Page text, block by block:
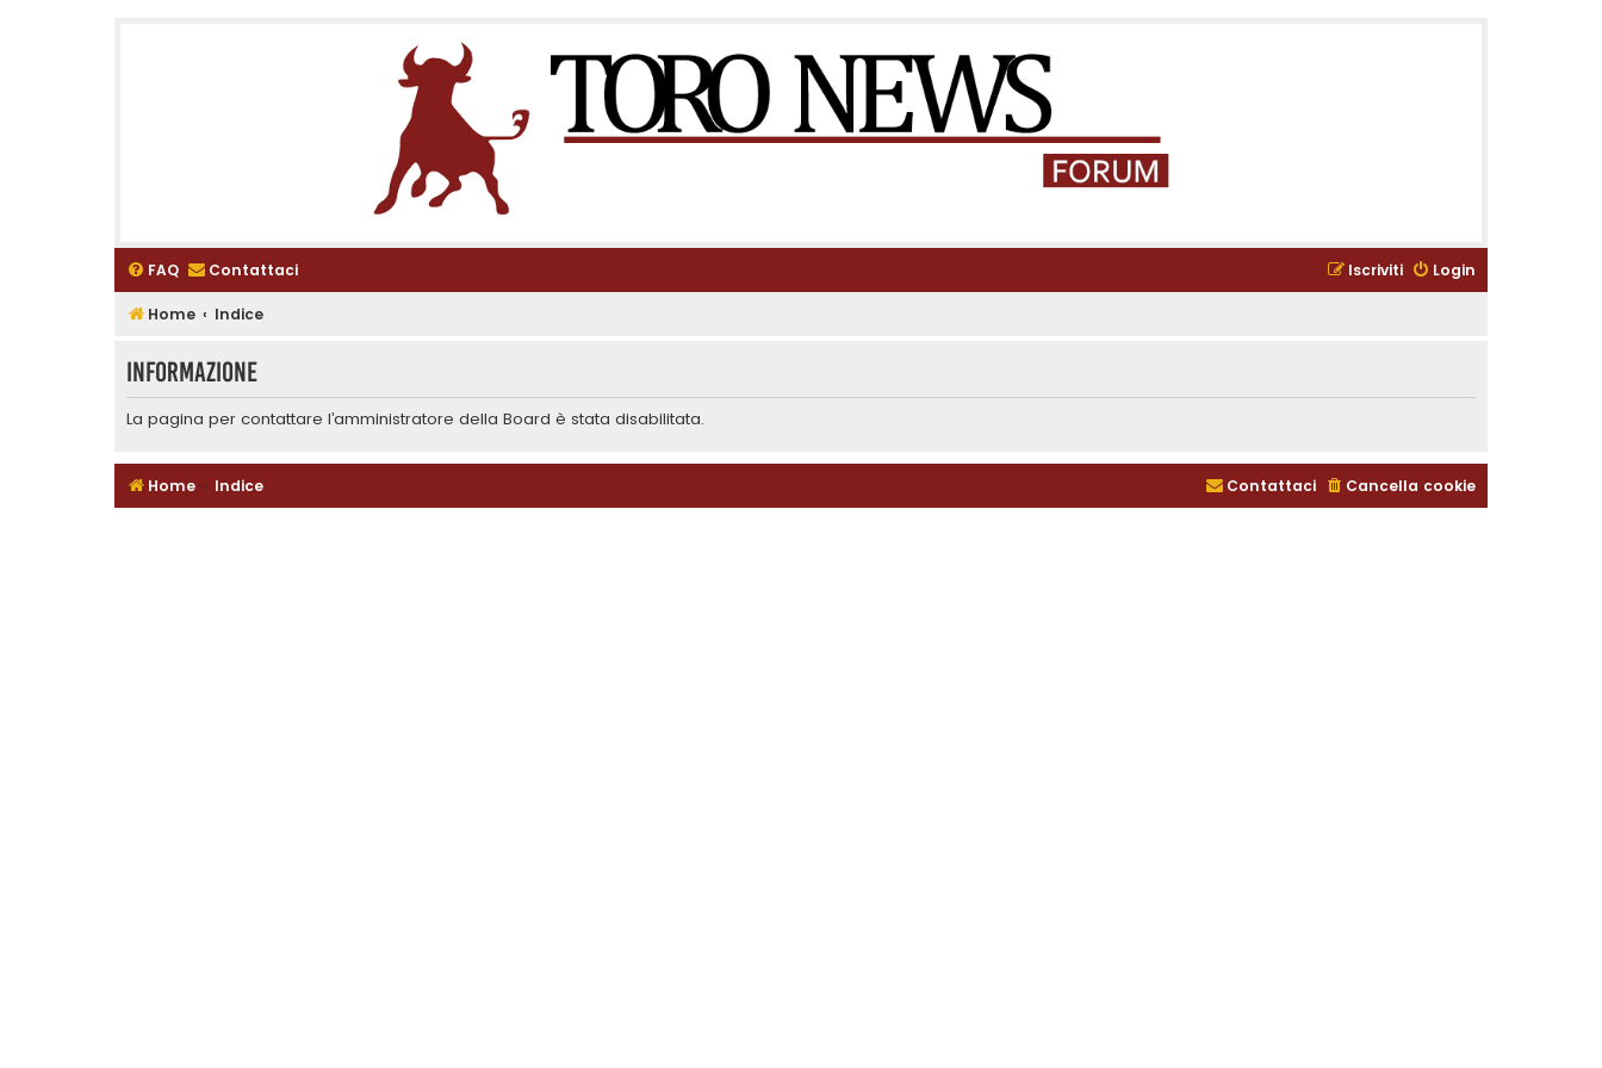
FAQ Contattaci Login
Iscriviti
Home Indice
Informazione
La pagina per contattare l’amministratore della Board è stata disabilitata.
Home Indice Cancella cookie
Contattaci